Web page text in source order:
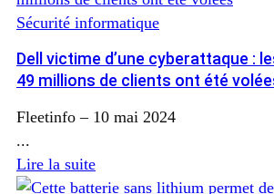
Sécurité informatique
Dell victime d’une cyberattaque :
49 millions de clients ont été
Fleetinfo – 10 mai 2024
...
Lire la suite